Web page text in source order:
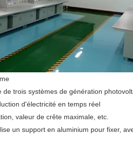
de trois systèmes de génération
d'électricité en temps réel
valeur de crête maximale, etc.
un support en aluminium pour fixer,